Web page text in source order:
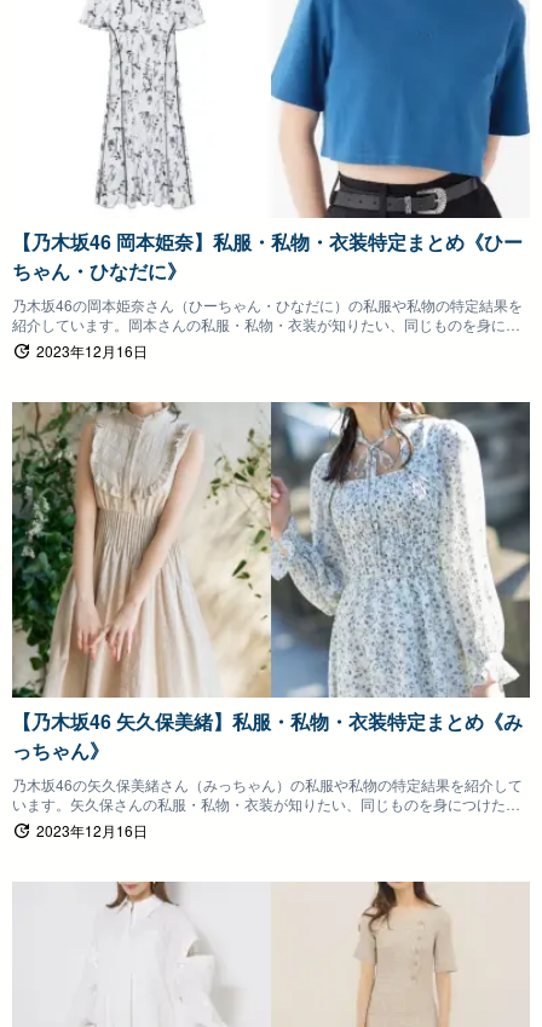
【乃木坂46 岡本姫奈】私服・私物・衣装特定まとめ《ひー
ちゃん・ひなだに》
乃木坂46の岡本姫奈さん（ひーちゃん・ひなだに）の私服や私物の特定結果を
紹介しています。岡本さんの私服・私物・衣装が知りたい、同じものを身につ
けたいファンの方は参考にしていただけると嬉しいです。
2023年12月16日
【乃木坂46 矢久保美緒】私服・私物・衣装特定まとめ《み
っちゃん》
乃木坂46の矢久保美緒さん（みっちゃん）の私服や私物の特定結果を紹介して
います。矢久保さんの私服・私物・衣装が知りたい、同じものを身につけたい
ファンの方は参考にしていただけると嬉しいです。
2023年12月16日